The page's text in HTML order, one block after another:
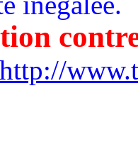
http://